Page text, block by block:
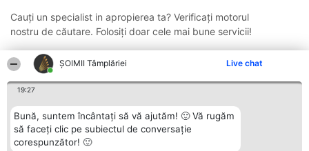
ȘOIMII Tâmplăriei Live chat
19:27
Bună, suntem încântați să vă ajutăm! 🙂 Vă rugăm
să faceți clic pe subiectul de conversație
corespunzător! 🙂
Cauți un specialist in apropierea ta? Verificați motorul
nostru de căutare. Folosiți doar cele mai bune servicii!